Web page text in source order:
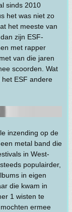
sinds 2010
het was niet zo
het meeste van
zijn ESF-
met rapper
van die jaren
scoorden. Wat
ESF andere
inzending op de
metal band die
in West-
populairder,
in eigen
die kwam in
1 wisten te
ermee